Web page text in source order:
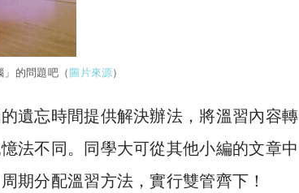
的問題吧（ 圖片來源）
遺忘時間提供解決辦法，將溫習內容轉
法不同。同學大可從其他小編的文章中
期分配溫習方法，實行雙管齊下！